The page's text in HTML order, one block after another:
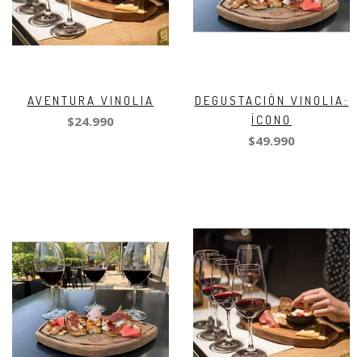
AVENTURA VINOLIA
$24.990
DEGUSTACIÓN VINOLIA:
ÍCONO
$49.990